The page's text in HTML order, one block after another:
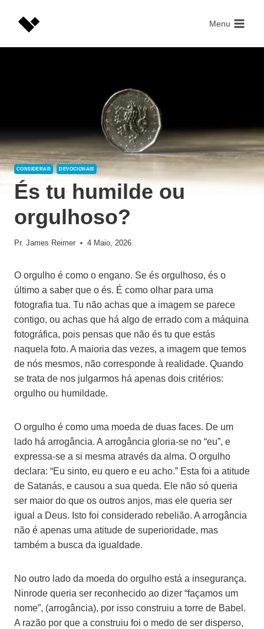
Menu
CONSIDERAR DEVOCIONAIS
És tu humilde ou
orgulhoso?
Pr. James Reimer 4 Maio, 2026
O orgulho é como o engano. Se és orgulhoso, és o
último a saber que o és. É como olhar para uma
fotografia tua. Tu não achas que a imagem se parece
contigo, ou achas que há algo de errado com a máquina
fotográfica, pois pensas que não és tu que estás
naquela foto. A maioria das vezes, a imagem que temos
de nós mesmos, não corresponde à realidade. Quando
se trata de nos julgarmos há apenas dois critérios:
orgulho ou humildade.
O orgulho é como uma moeda de duas faces. De um
lado há arrogância. A arrogância gloria-se no “eu”, e
expressa-se a si mesma através da alma. O orgulho
declara: “Eu sinto, eu quero e eu acho.” Esta foi a atitude
de Satanás, e causou a sua queda. Ele não só queria
ser maior do que os outros anjos, mas ele queria ser
igual a Deus. Isto foi considerado rebelião. A arrogância
não é apenas uma atitude de superioridade, mas
também a busca da igualdade.
No outro lado da moeda do orgulho está a insegurança.
Ninrode queria ser reconhecido ao dizer “façamos um
nome”, (arrogância), por isso construiu a torre de Babel.
A razão por que a construiu foi o medo de ser disperso,